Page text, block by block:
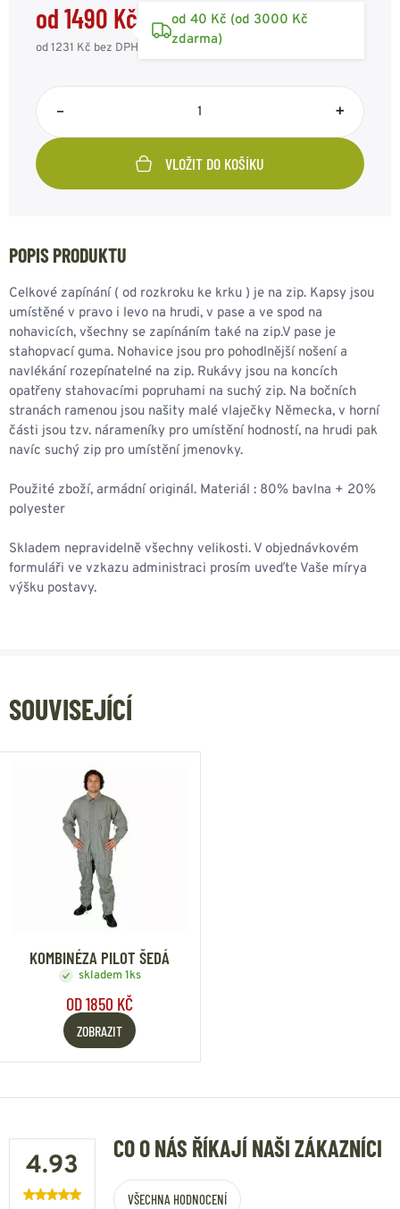
od 1490 Kč
od 1231 Kč bez DPH
od 40 Kč (od 3000 Kč
zdarma)
– +
VLOŽIT DO KOŠÍKU
POPIS PRODUKTU
Celkové zapínání ( od rozkroku ke krku ) je na zip. Kapsy jsou
umístěné v pravo i levo na hrudi, v pase a ve spod na
nohavicích, všechny se zapínáním také na zip.V pase je
stahopvací guma. Nohavice jsou pro pohodlnější nošení a
navlékání rozepínatelné na zip. Rukávy jsou na koncích
opatřeny stahovacími popruhami na suchý zip. Na bočních
stranách ramenou jsou našity malé vlaječky Německa, v horní
části jsou tzv. nárameníky pro umístění hodností, na hrudi pak
navíc suchý zip pro umístění jmenovky.
Použité zboží, armádní originál. Materiál : 80% bavlna + 20%
polyester
Skladem nepravidelně všechny velikosti. V objednávkovém
formuláři ve vzkazu administraci prosím uveďte Vaše mírya
výšku postavy.
SOUVISEJÍCÍ
KOMBINÉZA PILOT ŠEDÁ
skladem 1ks
OD 1850 KČ
ZOBRAZIT
4.93
CO O NÁS ŘÍKAJÍ NAŠI ZÁKAZNÍCI
VŠECHNA HODNOCENÍ